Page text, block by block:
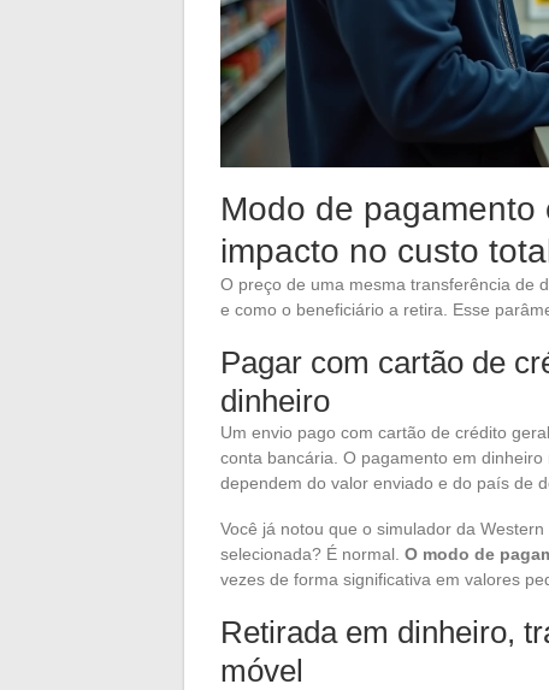
Modo de
impacto no custo
O preço de uma mesma transferência de
e como o beneficiário a retira. Esse
Pagar com cartão de
dinheiro
Um envio pago com cartão de crédito
conta bancária. O pagamento em
dependem do valor enviado e do país de
Você já notou que o simulador da
selecionada? É normal. O modo de
vezes de forma significativa em valores
Retirada em dinheiro,
móvel